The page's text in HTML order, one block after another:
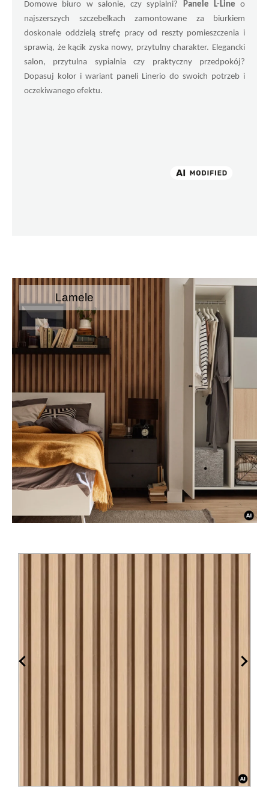
Domowe biuro w salonie, czy sypialni? Panele L-Line o
najszerszych szczebelkach zamontowane za biurkiem
doskonale oddzielą strefę pracy od reszty pomieszczenia i
sprawią, że kącik zyska nowy, przytulny charakter. Elegancki
salon, przytulna sypialnia czy praktyczny przedpokój?
Dopasuj kolor i wariant paneli Linerio do swoich potrzeb i
oczekiwanego efektu.
Lamele